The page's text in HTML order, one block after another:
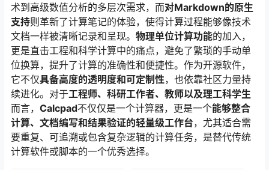
术到高级数值分析的多层次需求，而对Markdown的原生
支持则革新了计算笔记的体验，使得计算过程能够像技术
文档一样被清晰记录和呈现。 物理单位计算功能的加入，
更是直击工程和科学计算中的痛点，避免了繁琐的手动单
位换算，提升了计算的准确性和便捷性。作为开源软件，
它不仅具备高度的透明度和可定制性，也依靠社区力量持
续进化。对于工程师、科研工作者、教师以及理工科学生
而言， Calcpad不仅仅是一个计算器，更是一个能够整合
计算、文档编写和结果验证的轻量级工作台，尤其适合需
要重复、可追溯或包含复杂逻辑的计算任务，是替代传统
计算软件或脚本的一个优秀选择。